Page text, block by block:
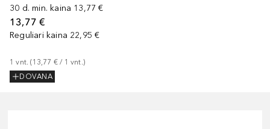
30 d. min. kaina 13,77 €
13,77 €
Reguliari kaina 22,95 €
1 vnt. (13,77 € / 1 vnt.)
DOVANA